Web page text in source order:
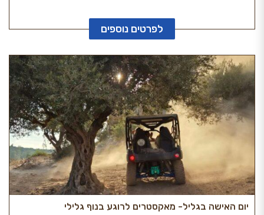
לפרטים נוספים
יום האישה בגליל- מאקסטרים לרוגע בנוף גלילי